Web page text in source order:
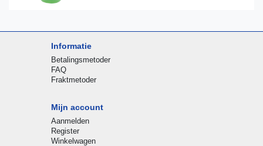
Informatie
Betalingsmetoder
FAQ
Fraktmetoder
Mijn account
Aanmelden
Register
Winkelwagen